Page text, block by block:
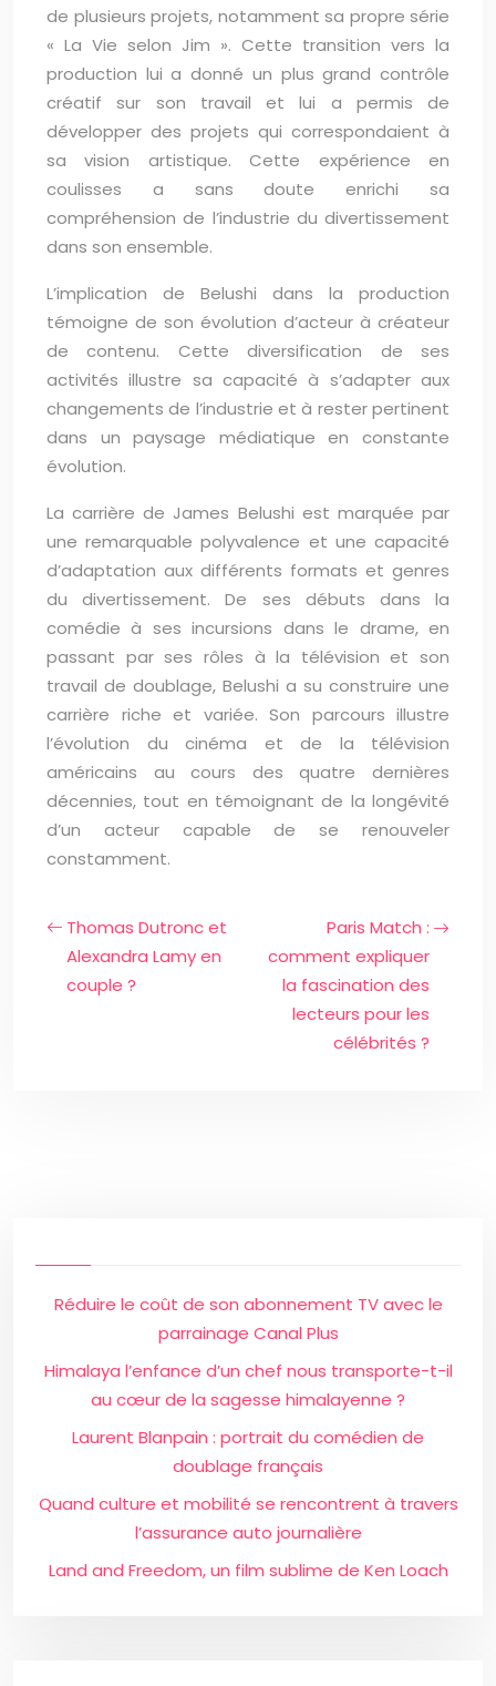
de plusieurs projets, notamment sa propre série
« La Vie selon Jim ». Cette transition vers la
production lui a donné un plus grand contrôle
créatif sur son travail et lui a permis de
développer des projets qui correspondaient à
sa vision artistique. Cette expérience en
coulisses a sans doute enrichi sa
compréhension de l’industrie du divertissement
dans son ensemble.
L’implication de Belushi dans la production
témoigne de son évolution d’acteur à créateur
de contenu. Cette diversification de ses
activités illustre sa capacité à s’adapter aux
changements de l’industrie et à rester pertinent
dans un paysage médiatique en constante
évolution.
La carrière de James Belushi est marquée par
une remarquable polyvalence et une capacité
d’adaptation aux différents formats et genres
du divertissement. De ses débuts dans la
comédie à ses incursions dans le drame, en
passant par ses rôles à la télévision et son
travail de doublage, Belushi a su construire une
carrière riche et variée. Son parcours illustre
l’évolution du cinéma et de la télévision
américains au cours des quatre dernières
décennies, tout en témoignant de la longévité
d’un acteur capable de se renouveler
constamment.
Thomas Dutronc et
Alexandra Lamy en
couple ?
Paris Match :
comment expliquer
la fascination des
lecteurs pour les
célébrités ?
Réduire le coût de son abonnement TV avec le
parrainage Canal Plus
Himalaya l’enfance d’un chef nous transporte-t-il
au cœur de la sagesse himalayenne ?
Laurent Blanpain : portrait du comédien de
doublage français
Quand culture et mobilité se rencontrent à travers
l’assurance auto journalière
Land and Freedom, un film sublime de Ken Loach